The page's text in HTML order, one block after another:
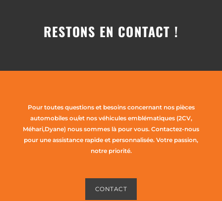
RESTONS EN CONTACT !
Pour toutes questions et besoins concernant nos pièces
automobiles ou/et nos véhicules emblématiques (2CV,
Méhari,Dyane) nous sommes là pour vous. Contactez-nous
pour une assistance rapide et personnalisée. Votre passion,
notre priorité.
CONTACT